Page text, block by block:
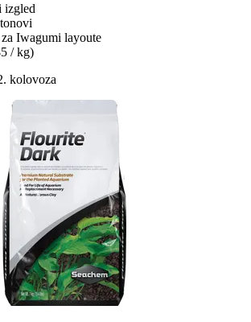
izgled
Iwagumi layoute
/ kg)
kolovoza